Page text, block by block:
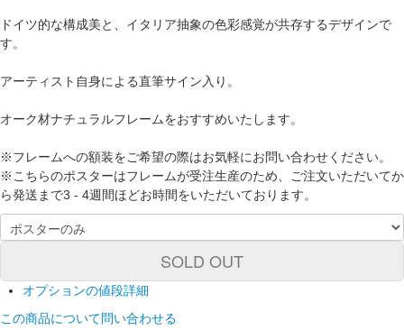
ドイツ的な構成美と、イタリア抽象の色彩感覚が共存するデザインで
す。
アーティスト自身による直筆サイン入り。
オーク材ナチュラルフレームをおすすめいたします。
※フレームへの額装をご希望の際はお気軽にお問い合わせください。
※こちらのポスターはフレームが受注生産のため、ご注文いただいてか
ら発送まで3 - 4週間ほどお時間をいただいております。
SOLD OUT
オプションの値段詳細
この商品について問い合わせる